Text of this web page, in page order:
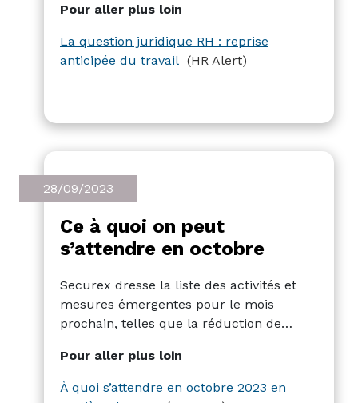
durant plusieurs semaines, voire
plusieurs mois, alors qu'ils sont capables
d'effectuer leur travail de bureau et
vous même vous avez une question:
envoyez-la nous àlegal@hralert.be
Pour aller plus loin
La question juridique RH : reprise
anticipée du travail (HR Alert)
28/09/2023
Ce à quoi on peut
s’attendre en octobre
Securex dresse la liste des activités et
mesures émergentes pour le mois
prochain, telles que la réduction de
qui n'ont pas d'expérience
professionnelle récente, l'indice pivot qui
serait dépassé dès septembre 2023, la
Pour aller plus loin
À quoi s’attendre en octobre 2023 en